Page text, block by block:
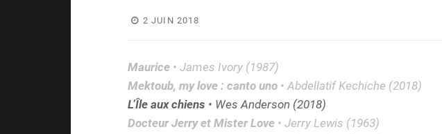
2 JUIN 2018
Maurice• James Ivory (1987)
Mektoub, my love : canto uno• Abdellatif Kechiche (2018)
L’Île aux chiens • Wes Anderson (2018)
Docteur Jerry et Mister Love• Jerry Lewis (1963)